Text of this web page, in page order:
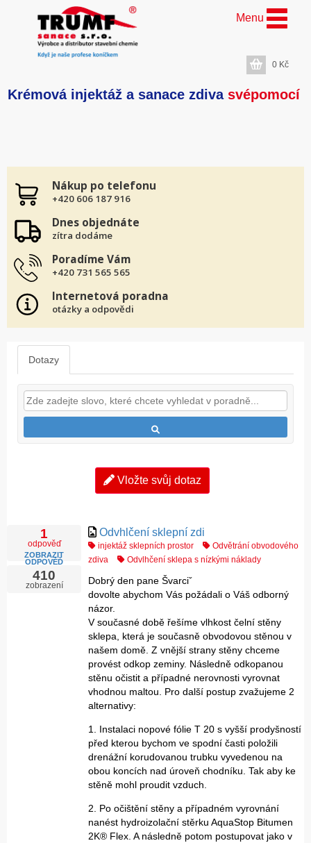
Krémová injektáž a sanace zdiva svépomocí
Menu
0 Kč
Nákup po telefonu
+420 606 187 916
Dnes objednáte
zítra dodáme
Poradíme Vám
+420 731 565 565
Internetová poradna
otázky a odpovědi
Dotazy
Vložte svůj dotaz
1
odpověď
ZOBRAZIT
ODPOVĚĎ
410
zobrazení
Odvhlčení sklepní zdi
injektáž sklepních prostor
Odvětrání obvodového
zdiva
Odvlhčení sklepa s nízkými náklady
Dobrý den pane Švarciˇ
dovolte abychom Vás požádali o Váš odborný
názor.
V současné době řešíme vlhkost čelní stěny
sklepa, která je současně obvodovou stěnou v
našem domě. Z vnější strany stěny chceme
provést odkop zeminy. Následně odkopanou
stěnu očistit a případné nerovnosti vyrovnat
vhodnou maltou. Pro další postup zvažujeme 2
alternativy:
1. Instalaci nopové fólie T 20 s vyšší prodyšností
před kterou bychom ve spodní časti položili
drenážní korudovanou trubku vyvedenou na
obou koncích nad úroveň chodníku. Tak aby ke
stěně mohl proudit vzduch.
2. Po očištění stěny a případném vyrovnání
nanést hydroizolační stěrku AquaStop Bitumen
2K® Flex. A následně potom postupovat jako v